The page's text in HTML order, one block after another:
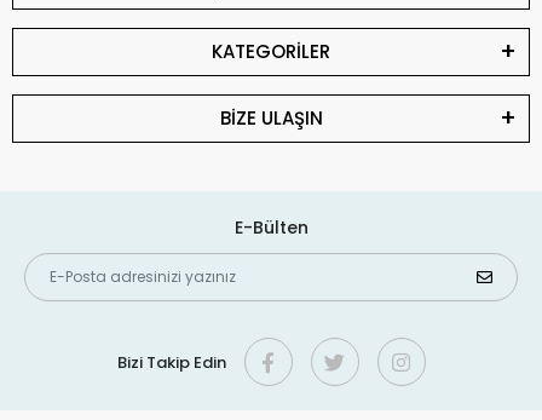
KATEGORİLER
BİZE ULAŞIN
E-Bülten
Bizi Takip Edin